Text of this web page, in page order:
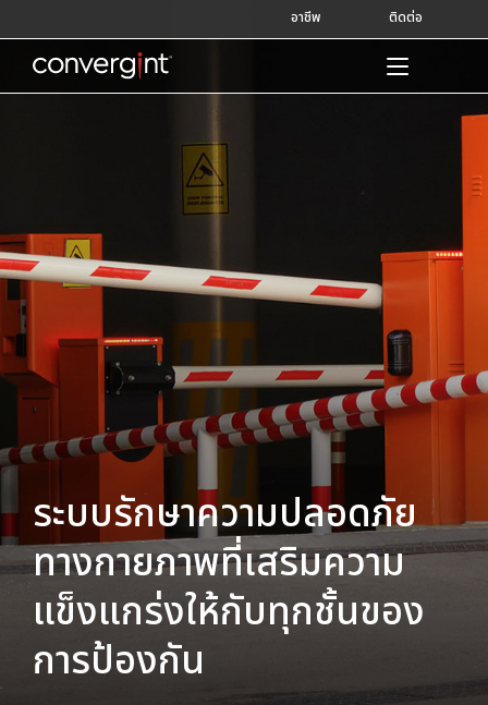
to
content
อาชีพ ติดต่อ
Home
ระบบรักษาความปลอดภัย
ทางกายภาพที่เสริมความ
แข็งแกร่งให้กับทุกชั้นของ
การป้องกัน